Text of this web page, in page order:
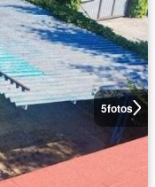
5fotos